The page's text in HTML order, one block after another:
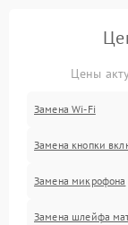
Цены
Замена Wi-Fi
Замена кнопки
Замена микрофона
Замена шлейфа